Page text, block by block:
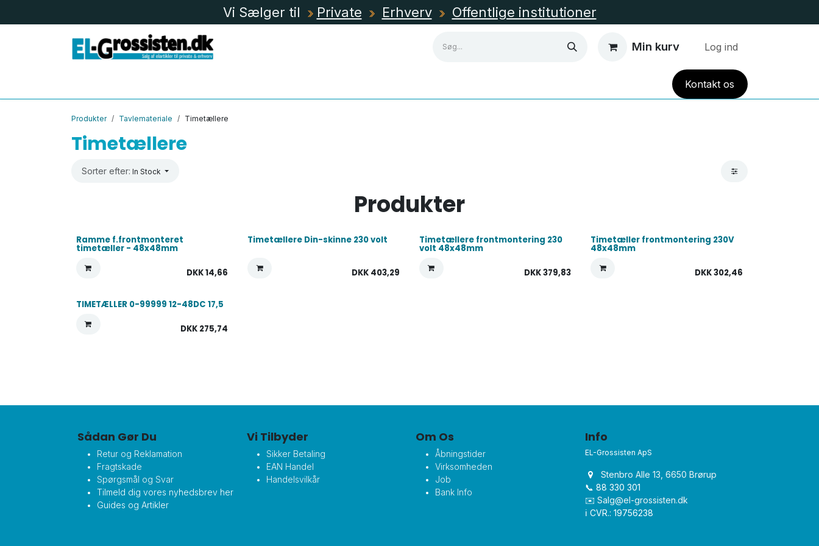
Vi Sælger til Private Erhverv Offentlige institutioner
Min kurv Log ind
HUS OG HAVE TILBUD
Kontaktos
Produkter Tavlemateriale Timetællere
Timetællere
Sorter efter: In Stock
Produkter
Ramme f.frontmonteret
timetæller - 48x48mm
DKK14,66
Timetællere Din-skinne 230 volt
DKK 403,29
Timetællere frontmontering 230
volt 48x48mm
DKK379,83
Timetæller frontmontering 230V
48x48mm
DKK302,46
TIMETÆLLER 0-99999 12-48DC 17,5
DKK 275,74
Sådan Gør Du
Retur og Reklamation
Fragtskade
Spørgsmål og Svar
Tilmeld dig vores nyhedsbrev her
Guides og Artikler
Vi Tilbyder
Sikker Betaling
EAN Handel
Handelsvilkår
Om Os
Åbningstider
Virksomheden
Job
Bank Info
Info
EL-Grossisten ApS
Stenbro Alle 13, 6650 Brørup
📞 88 330 301
✉️ Salg@el-grossisten.dk​
ℹ️ CVR.: 19756238